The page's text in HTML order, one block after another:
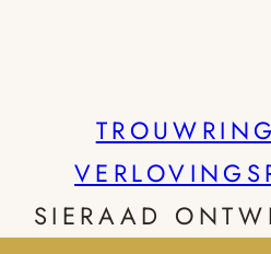
SIERAAD